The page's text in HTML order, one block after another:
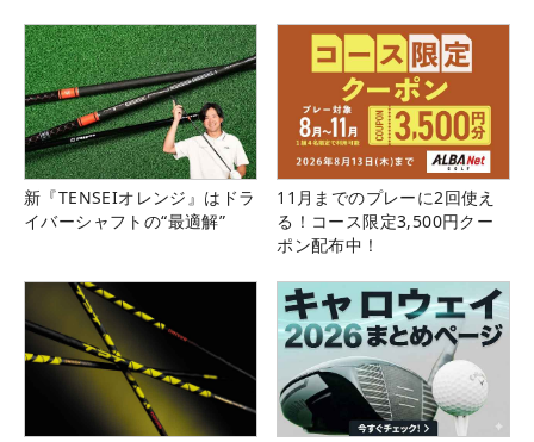
新『TENSEIオレンジ』はドラ
イバーシャフトの“最適解”
11月までのプレーに2回使え
る！コース限定3,500円クー
ポン配布中！